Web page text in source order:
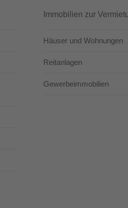
Immobilien zur
Häuser und Wohnungen
Reitanlagen
Gewerbeimmobilien